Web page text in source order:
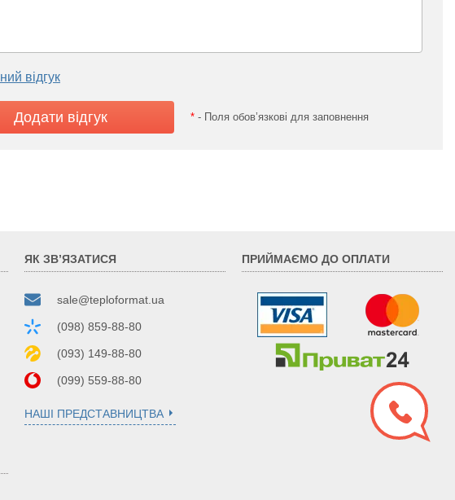
відгук
* - Поля обов’язкові для заповнення
ЯК ЗВ’ЯЗАТИСЯ
sale@teploformat.ua
(098) 859-88-80
(093) 149-88-80
(099) 559-88-80
НАШІ ПРЕДСТАВНИЦТВА
ПРИЙМАЄМО ДО ОПЛАТИ